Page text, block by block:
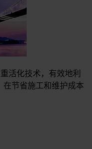
活化技术，有效地利
在节省施工和维护成本